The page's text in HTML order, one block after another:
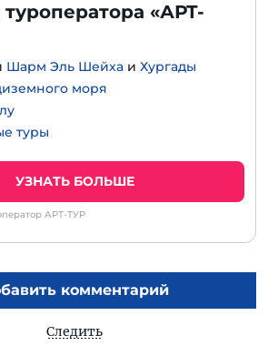
туроператора «АРТ-
Шарм Эль Шейха и Хургады
моря
туры
УЗНАТЬ БОЛЬШЕ
АРТ-ТУР
комментарий
Следить